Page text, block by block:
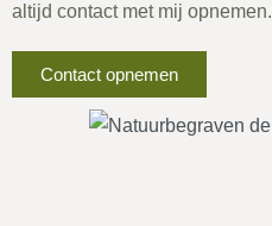
altijd contact met mij opnemen.
Contact opnemen